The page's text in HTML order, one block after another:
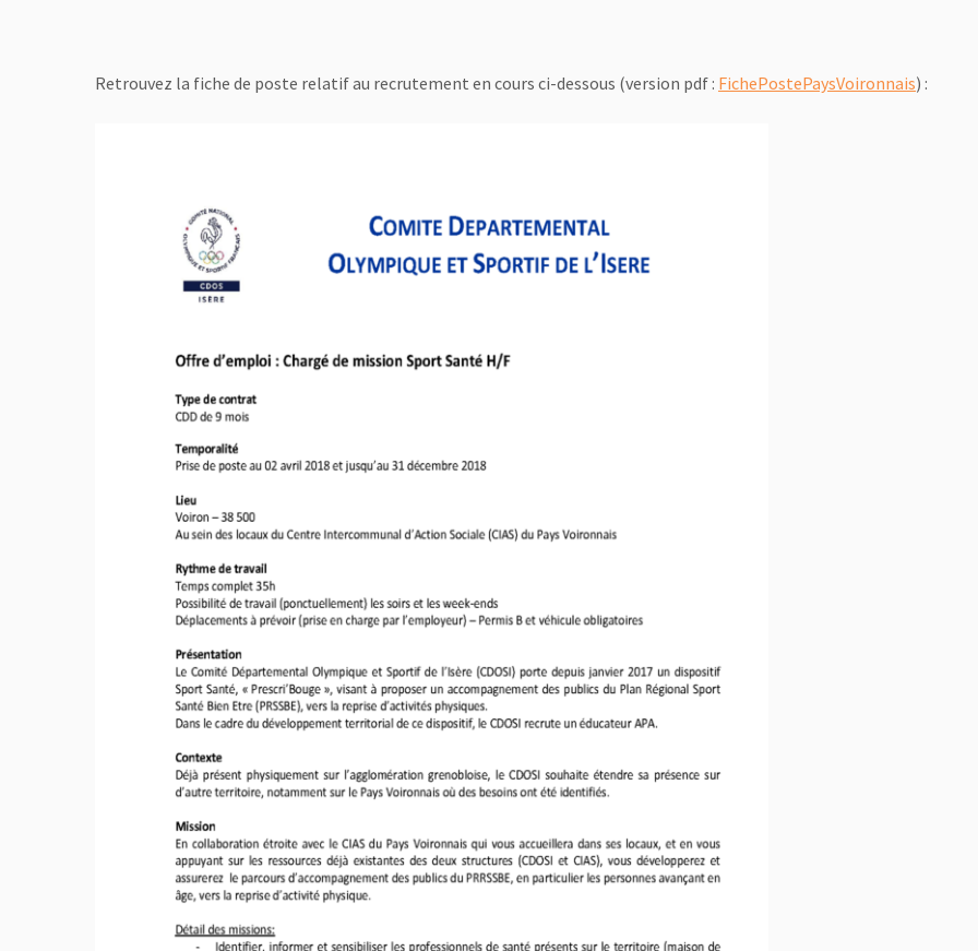
Retrouvez la fiche de poste relatif au recrutement en cours ci-dessous (version pdf : FichePostePaysVoironnais) :